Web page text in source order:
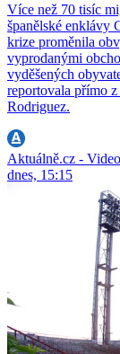
Více než 70 tisíc
španělské enklávy
krize proměnila
vyprodanými
vyděšených
reportovala přímo
Rodriguez.
Aktuálně.cz - Video
dnes, 15:15